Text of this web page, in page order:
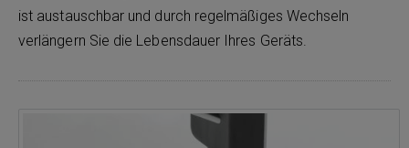
ist austauschbar und durch regelmäßiges Wechseln
verlängern Sie die Lebensdauer Ihres Geräts.